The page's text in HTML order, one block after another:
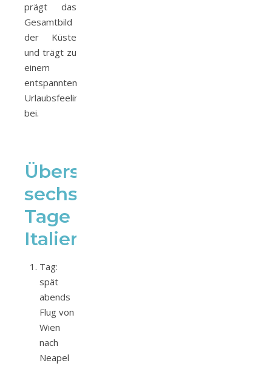
prägt das
Gesamtbild
der Küste
und trägt zu
einem
entspannten
Urlaubsfeeling
bei.
Übersicht
sechs
Tage
Italien
Tag:
spät
abends
Flug von
Wien
nach
Neapel